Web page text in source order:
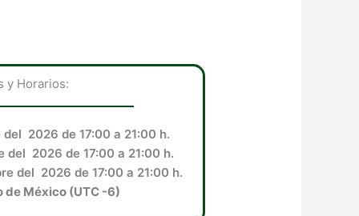
y Horarios:
2026 de 17:00 a 21:00 h.
del 2026 de 17:00 a 21:00 h.
del 2026 de 17:00 a 21:00 h.
de México (UTC -6)